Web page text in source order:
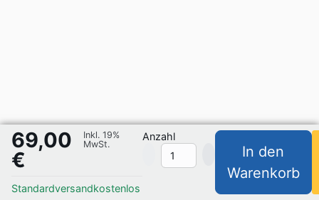
69,00
€
Inkl. 19%
MwSt.
Standardversandkostenlos
Anzahl
In den
Warenkorb